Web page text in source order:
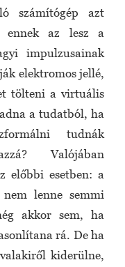
számítógép azt
ennek az lesz a
impulzusainak
elektromos jellé,
tölteni a virtuális
a tudatból, ha
tudnák
Valójában
előbbi esetben: a
lenne semmi
akkor sem, ha
rá. De ha
kiderülne,